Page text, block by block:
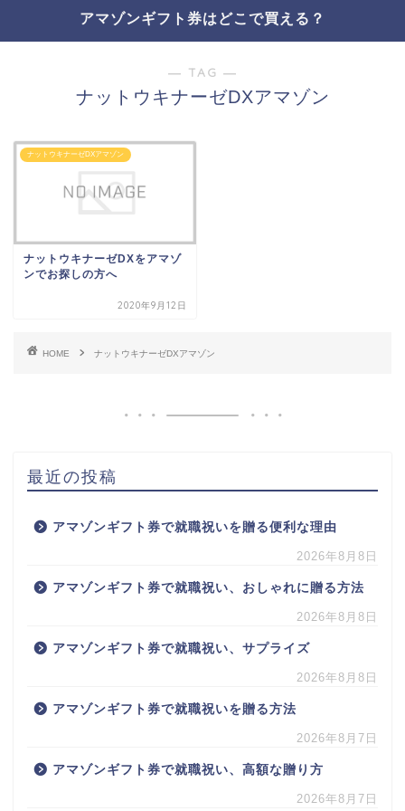
アマゾンギフト券はどこで買える？
― TAG ―
ナットウキナーゼDXアマゾン
ナットウキナーゼDXアマゾン
ナットウキナーゼDXをアマゾ
ンでお探しの方へ
2020年9月12日
HOME ナットウキナーゼDXアマゾン
最近の投稿
アマゾンギフト券で就職祝いを贈る便利な理由
2026年8月8日
アマゾンギフト券で就職祝い、おしゃれに贈る方法
2026年8月8日
アマゾンギフト券で就職祝い、サプライズ
2026年8月8日
アマゾンギフト券で就職祝いを贈る方法
2026年8月7日
アマゾンギフト券で就職祝い、高額な贈り方
2026年8月7日